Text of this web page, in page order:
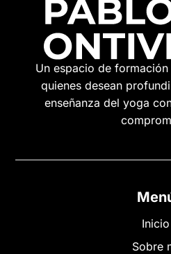
Un espacio de
quienes desean
enseñanza del yoga
Inicio
Sobre